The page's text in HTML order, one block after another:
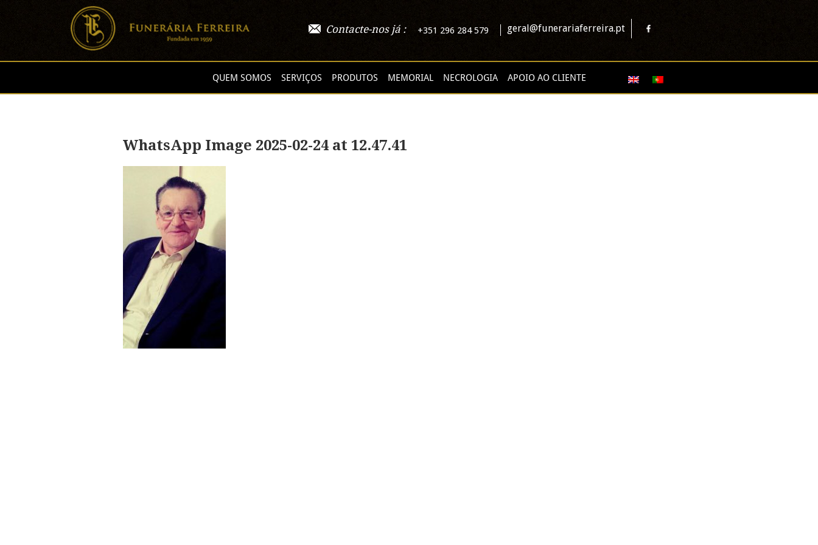
Contacte-nos já : +351 296 284 579 geral@funerariaferreira.pt
QUEM SOMOS SERVIÇOS PRODUTOS MEMORIAL NECROLOGIA APOIO AO CLIENTE
WhatsApp Image 2025-02-24 at 12.47.41